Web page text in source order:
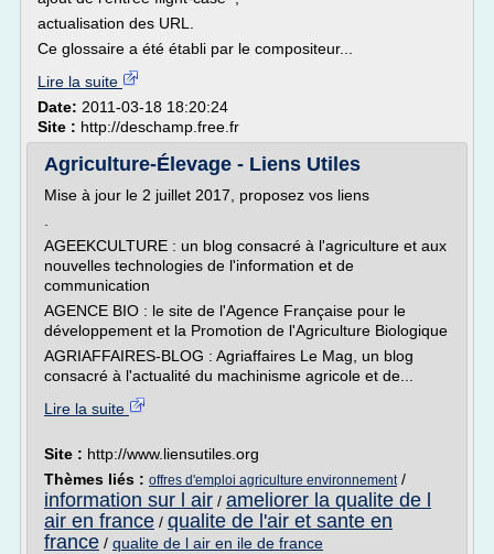
actualisation des URL.
Ce glossaire a été établi par le compositeur...
Lire la suite
Date: 2011-03-18 18:20:24
Site : http://deschamp.free.fr
Agriculture-Élevage - Liens Utiles
Mise à jour le 2 juillet 2017, proposez vos liens
AGEEKCULTURE : un blog consacré à l'agriculture et aux
nouvelles technologies de l'information et de
communication
AGENCE BIO : le site de l'Agence Française pour le
développement et la Promotion de l'Agriculture Biologique
AGRIAFFAIRES-BLOG : Agriaffaires Le Mag, un blog
consacré à l'actualité du machinisme agricole et de...
Lire la suite
Site : http://www.liensutiles.org
Thèmes liés : offres d'emploi agriculture environnement/
information sur l air / ameliorer la qualite de l
air en france / qualite de l'air et sante en
france / qualite de l air en ile de france